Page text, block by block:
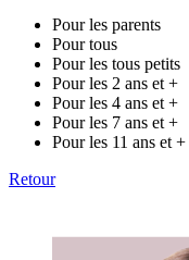
Pour les parents
Pour tous
Pour les tous petits
Pour les 2 ans et +
Pour les 4 ans et +
Pour les 7 ans et +
Pour les 11 ans et +
Retour